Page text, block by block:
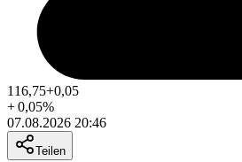
116,75+0,05
+0,05%
07.08.2026 20:46
Teilen